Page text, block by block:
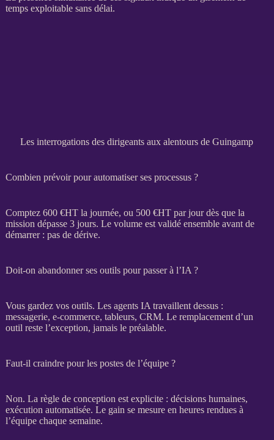
temps exploitable sans délai.
Les interrogations des dirigeants aux alentours de Guingamp
Combien prévoir pour automatiser ses processus ?
Comptez 600 €HTla journée, ou 500 €HTpar jour dès que la
mission dépasse 3 jours. Le volume est validé ensemble avant de
démarrer : pas de dérive.
Doit-on abandonner ses outils pour passer à l’IA ?
Vous gardez vos outils. Les agents IA travaillent dessus :
messagerie, e-commerce, tableurs, CRM. Le remplacement d’un
outil reste l’exception, jamais le préalable.
Faut-il craindre pour les postes de l’équipe ?
Non. La règle de conception est explicite : décisions humaines,
exécution automatisée. Le gain se mesure en heures rendues à
l’équipe chaque semaine.